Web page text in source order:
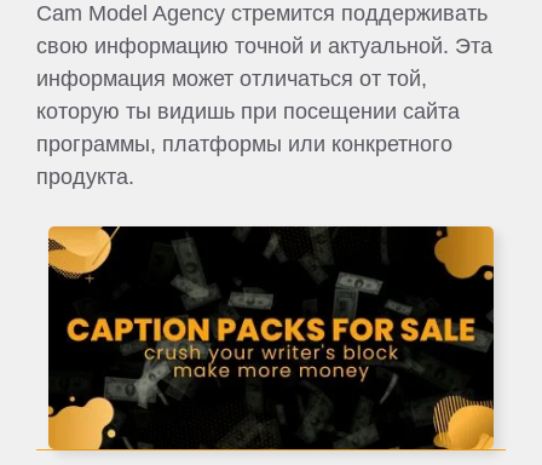
Cam Model Agency стремится поддерживать
свою информацию точной и актуальной. Эта
информация может отличаться от той,
которую ты видишь при посещении сайта
программы, платформы или конкретного
продукта.